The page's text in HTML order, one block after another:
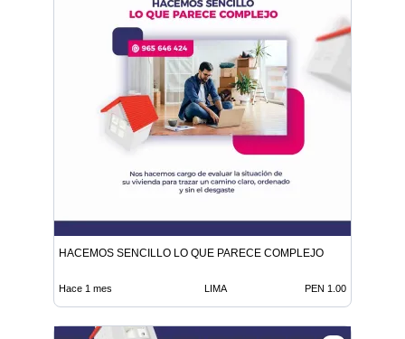
HACEMOS SENCILLO LO QUE PARECE COMPLEJO
Hace 1 mes LIMA PEN 1.00